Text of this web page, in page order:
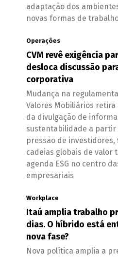
adaptação dos
novas formas de
Operações
CVM revê exigência
desloca discussão
corporativa
Mudança na
Valores Mobiliários
da divulgação de
sustentabilidade a partir
pressão de investidores,
cadeias globais de valor
agenda ESG no centro
empresariais
Workplace
Itaú amplia trabalho
dias. O híbrido está
nova fase?
Nova política amplia a